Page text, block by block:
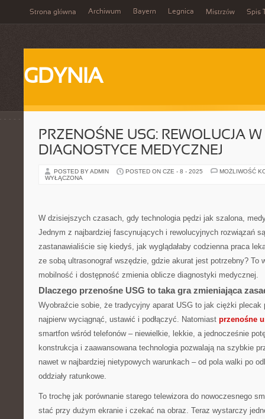
Strona główna Archiwum Bayern Legnica Mistrzów Spis
GDYNIA
PRZENOŚNE USG: REWOLUCJA W
DIAGNOSTYCE MEDYCZNEJ
POSTED BY ADMIN POSTED ON CZE - 8 - 2025
MOŻLIWOŚĆ
WYŁĄCZONA
W dzisiejszych czasach, gdy technologia pędzi jak szalona,
Jednym z najbardziej fascynujących i rewolucyjnych rozwiązań
zastanawialiście się kiedyś, jak wyglądałaby codzienna praca
ze sobą ultrasonograf wszędzie, gdzie akurat jest potrzebny? To
mobilność i dostępność zmienia oblicze diagnostyki medycznej.
Dlaczego przenośne USG to taka gra zmieniająca
Wyobraźcie sobie, że tradycyjny aparat USG to jak ciężki plecak
najpierw wyciągnąć, ustawić i podłączyć. Natomiast przenośne
smartfon wśród telefonów – niewielkie, lekkie, a jednocześnie
konstrukcja i zaawansowana technologia pozwalają na szybkie
nawet w najbardziej nietypowych warunkach – od pola walki po
oddziały ratunkowe.
To trochę jak porównanie starego telewizora do nowoczesnego
stać przy dużym ekranie i czekać na obraz. Teraz wystarczy